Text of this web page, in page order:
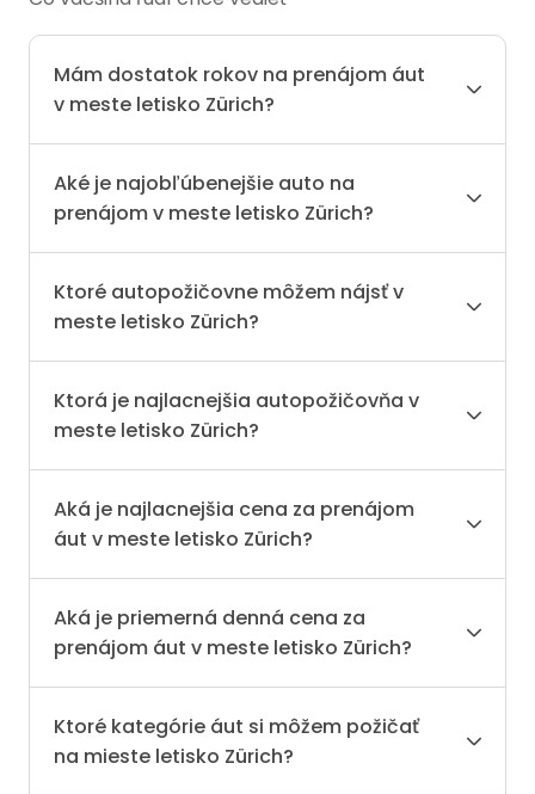
Mám dostatok rokov na prenájom áut
v meste letisko Zürich?
Aké je najobľúbenejšie auto na
prenájom v meste letisko Zürich?
Ktoré autopožičovne môžem nájsť v
meste letisko Zürich?
Ktorá je najlacnejšia autopožičovňa v
meste letisko Zürich?
Aká je najlacnejšia cena za prenájom
áut v meste letisko Zürich?
Aká je priemerná denná cena za
prenájom áut v meste letisko Zürich?
Ktoré kategórie áut si môžem požičať
na mieste letisko Zürich?